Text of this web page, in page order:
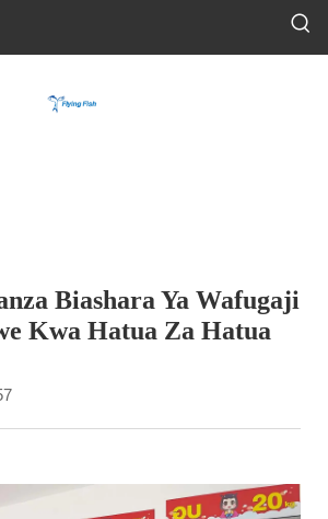
Biashara Ya Wafugaji
Kwa Hatua Za Hatua